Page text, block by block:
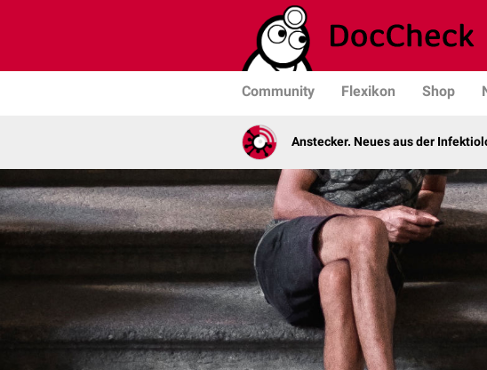
Community Flexikon Shop
Anstecker. Neues aus der